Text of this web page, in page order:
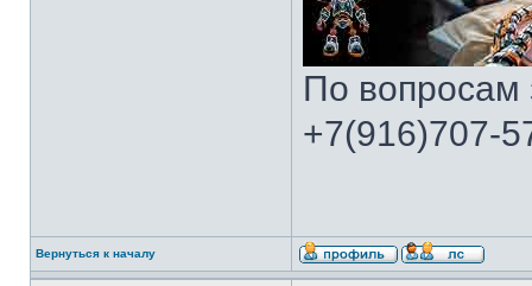
По вопросам
+7(916)707-
Вернуться к началу